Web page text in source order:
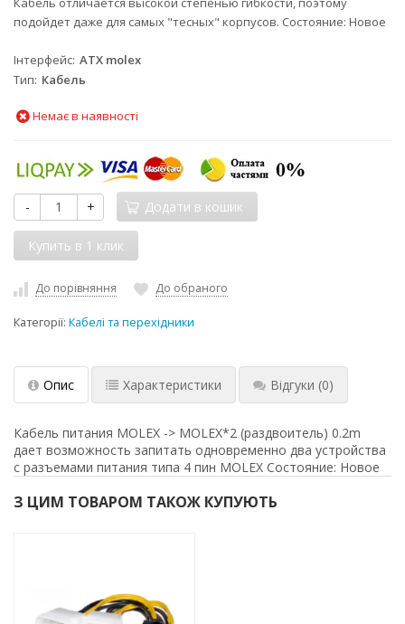
подойдет даже для самых "тесных" корпусов. Состояние: Новое
Інтерфейс ATX molex
Тип Кабель
Немає в наявності
- + Додати в кошик
До порівняння До обраного
Категорії: Кабелі та перехідники
Опис Характеристики Відгуки (0)
Кабель питания MOLEX -> MOLEX*2 (раздвоитель) 0.2m
дает возможность запитать одновременно два устройства
с разъемами питания типа 4 пин MOLEX Состояние: Новое
З ЦИМ ТОВАРОМ ТАКОЖ КУПУЮТЬ